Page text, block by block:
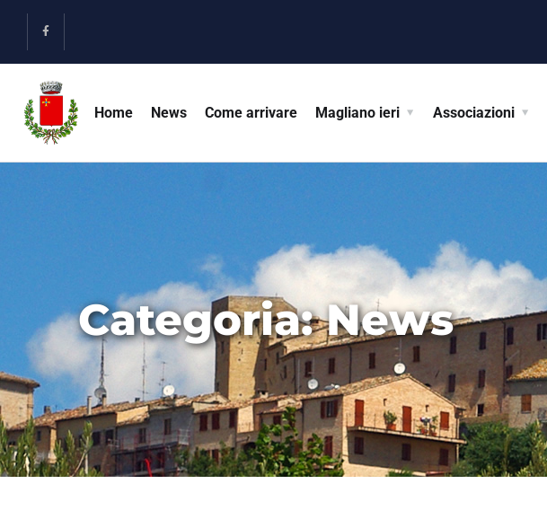
Home News Come arrivare Magliano ieri Associazioni
Categoria:News